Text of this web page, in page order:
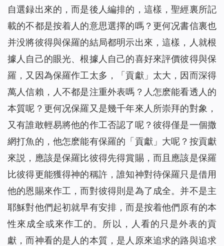
自選録出來的，而是後人編排的，這樣，聖經裏所記
載的不都是按着人的意思選擇的嗎？更何况書信裏也
并没將彼得與保羅的結局都明示出來，這樣，人就根
據人自己的眼光、根據人自己的喜好來評價彼得與保
羅，又因為保羅作工太多，「貢獻」太大，因而深得
萬人信賴，人不都是注重外表嗎？人怎麽能看透人的
本質呢？更何况保羅又是幾千年來人所崇拜的對象，
又有誰敢輕易將他的作工否認了呢？彼得僅是一個撒
網打魚的，他怎麽能有保羅的「貢獻」大呢？按貢獻
來説，應該是保羅比彼得先得賞賜，而且應該是保羅
比彼得更能獲得神的稱許，誰知神對待保羅只是借用
他的恩賜來作工，而對彼得則是為了成全。并不是主
耶穌對他們起初就早有安排，而是按着他們原有的本
性來成全或來作工的。所以，人看的只是外表的貢
獻，而神看的是人的本質，是人原來追求的路與追求